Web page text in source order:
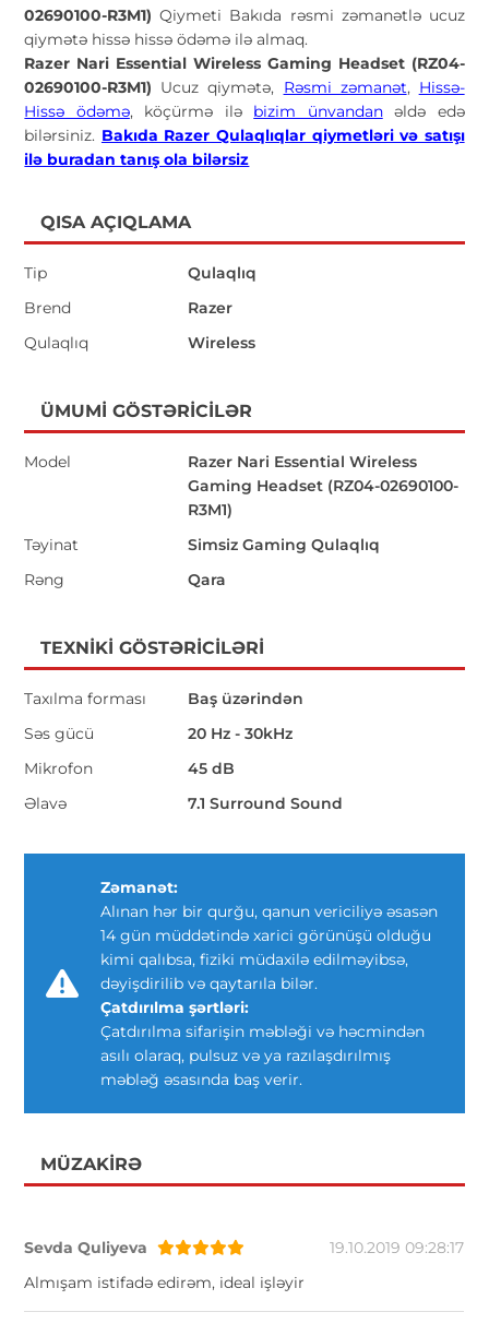
02690100-R3M1)Qiymeti Bakıda rəsmi zəmanətlə ucuz
qiymətə hissə hissə ödəmə ilə almaq.
Razer Nari Essential Wireless Gaming Headset (RZ04-
02690100-R3M1) Ucuz qiymətə, Rəsmi zəmanət, Hissə-
Hissə ödəmə, köçürmə ilə bizim ünvandanəldə edə
bilərsiniz. Bakıda Razer Qulaqlıqlar qiymetləri və satışı
ilə buradan tanış ola bilərsiz
QISA AÇIQLAMA
Tip
Qulaqlıq
Brend
Razer
Qulaqlıq
Wireless
ÜMUMI GÖSTƏRICILƏR
Model
Razer Nari Essential Wireless
Gaming Headset (RZ04-02690100-
R3M1)
Təyinat
Simsiz Gaming Qulaqlıq
Rəng
Qara
TEXNIKI GÖSTƏRICILƏRI
Taxılma forması
Baş üzərindən
Səs gücü
20 Hz - 30kHz
Mikrofon
45 dB
Əlavə
7.1 Surround Sound
Zəmanət:
Alınan hər bir qurğu, qanun vericiliyə əsasən
14 gün müddətində xarici görünüşü olduğu
kimi qalıbsa, fiziki müdaxilə edilməyibsə,
dəyişdirilib və qaytarıla bilər.
Çatdırılma şərtləri:
Çatdırılma sifarişin məbləği və həcmindən
asılı olaraq, pulsuz və ya razılaşdırılmış
məbləğ əsasında baş verir.
MÜZAKIRƏ
Sevda Quliyeva
19.10.2019 09:28:17
Almışam istifadə edirəm, ideal işləyir